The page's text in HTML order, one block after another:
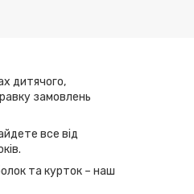
дитячого,
замовлень
все від
та курток – наш